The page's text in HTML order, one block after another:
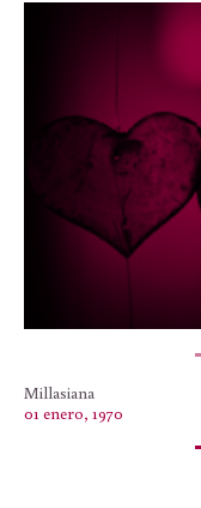
Millasiana
01 enero, 1970